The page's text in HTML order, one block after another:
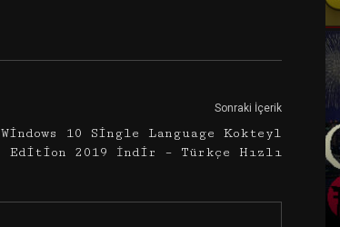
Sonraki İçerik
Windows 10 Single Language Kokteyl
Edition 2019 İndir – Türkçe Hızlı